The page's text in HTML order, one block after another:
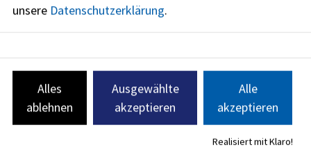
Nürnberger Straße: Baumbank statt
Erweiterung der Fußgängerzone: kleiner
Pflock mit großer Wirkung
unsere Datenschutzerklärung.
Alles
ablehnen
Ausgewählte
akzeptieren
Alle
akzeptieren
Realisiert mit Klaro!